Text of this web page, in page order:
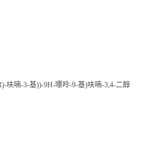
呋喃-3-基))-9H-嘌呤-9-基)呋喃-3,4-二醇